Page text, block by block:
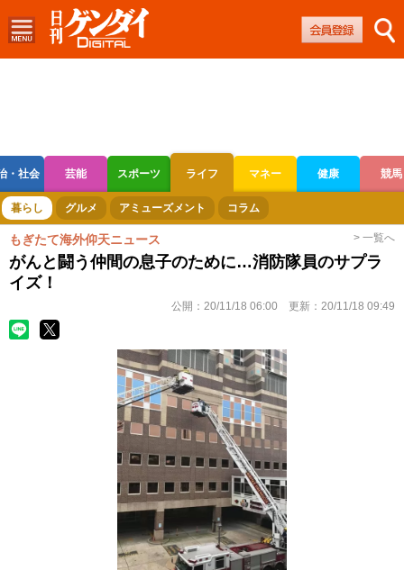
・社会 芸能 スポーツ ライフ マネー 健康 競馬
ボートレース 競輪 オートレース
暮らし グルメ アミューズメント コラム
もぎたて海外仰天ニュース > 一覧へ
がんと闘う仲間の息子のために…消防隊員のサプラ
イズ！
公開： 20/11/18 06:00 更新： 20/11/18 09:49